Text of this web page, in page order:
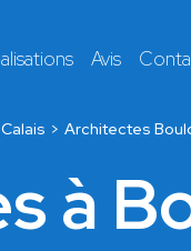
Avis
Architectes
à